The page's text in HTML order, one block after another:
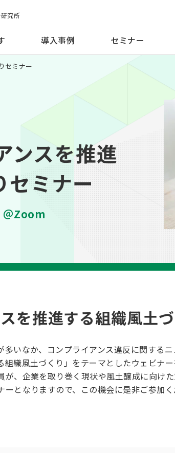
究所
導入事例 セミナー
セミナー
ンスを推進
セミナー
＠Zoom
を推進する組織風土
いなか、コンプライアンス違反に関するニ
織風土づくり」をテーマとしたウェビナー
、企業を取り巻く現状や風土醸成に向け
となりますので、この機会に是非ご参加く